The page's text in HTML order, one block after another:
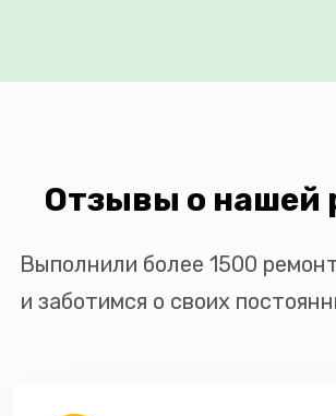
Отзывы о нашей
Выполнили более 1500
и заботимся о своих